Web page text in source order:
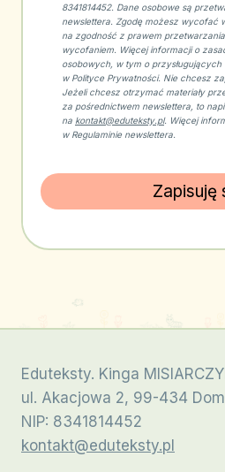
8341814452. Dane osobowe są
newslettera. Zgodę możesz wycofać
na zgodność z prawem
wycofaniem. Więcej informacji o
osobowych, w tym o
w Polityce Prywatności. Nie chcesz
Jeżeli chcesz otrzymać materiały
za pośrednictwem newslettera, to
na kontakt@eduteksty.pl. Więcej
w Regulaminie newslettera.
Zapisuję
Eduteksty. Kinga
ul. Akacjowa 2, 99-434
NIP: 8341814452
kontakt@eduteksty.pl